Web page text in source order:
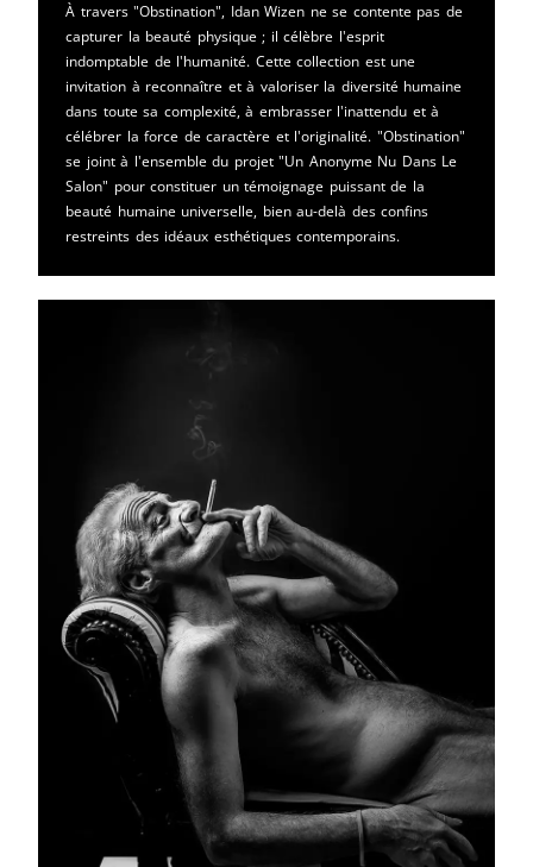
À travers "Obstination", Idan Wizen ne se contente pas de
capturer la beauté physique ; il célèbre l'esprit
indomptable de l'humanité. Cette collection est une
invitation à reconnaître et à valoriser la diversité humaine
dans toute sa complexité, à embrasser l'inattendu et à
célébrer la force de caractère et l'originalité. "Obstination"
se joint à l'ensemble du projet "Un Anonyme Nu Dans Le
Salon" pour constituer un témoignage puissant de la
beauté humaine universelle, bien au-delà des confins
restreints des idéaux esthétiques contemporains.